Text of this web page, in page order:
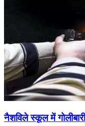
नैशविले स्कूल में